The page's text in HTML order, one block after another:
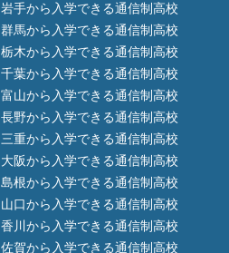
岩手から入学できる通信制高校
群馬から入学できる通信制高校
栃木から入学できる通信制高校
千葉から入学できる通信制高校
富山から入学できる通信制高校
長野から入学できる通信制高校
三重から入学できる通信制高校
大阪から入学できる通信制高校
島根から入学できる通信制高校
山口から入学できる通信制高校
香川から入学できる通信制高校
佐賀から入学できる通信制高校